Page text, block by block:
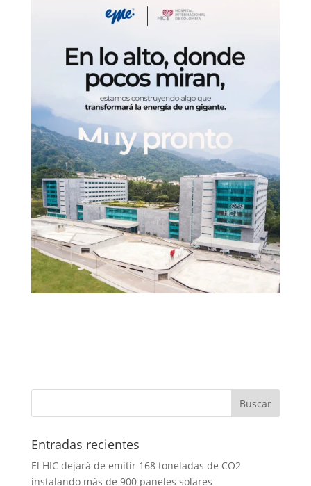
Entradas recientes
El HIC dejará de emitir 168 toneladas de CO2
instalando más de 900 paneles solares